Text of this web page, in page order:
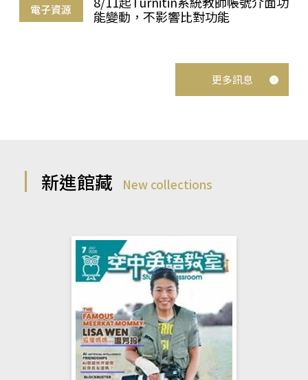
電子資源
能變動，不影響比對功能
更多訊息
新進館藏 New collections